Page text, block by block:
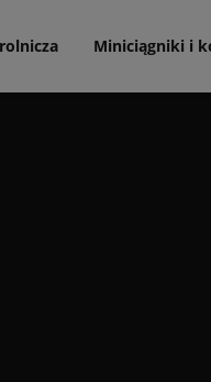
Miniciągniki i